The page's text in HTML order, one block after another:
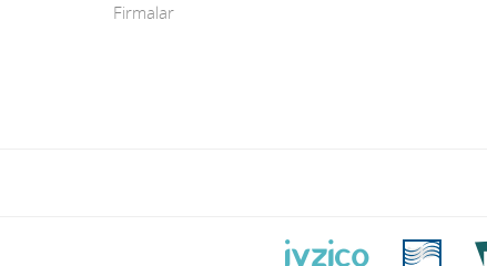
Firmalar